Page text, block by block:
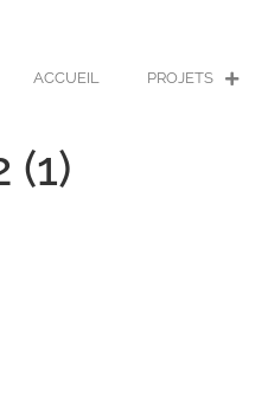
ACCUEIL PROJETS
(1)